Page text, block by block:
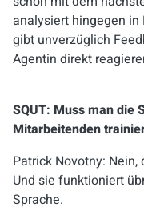
analysiert hingegen
gibt unverzüglich
Agentin direkt
SQUT: Muss man die
Mitarbeitenden
Patrick Novotny:
Und sie funktioniert
Sprache.